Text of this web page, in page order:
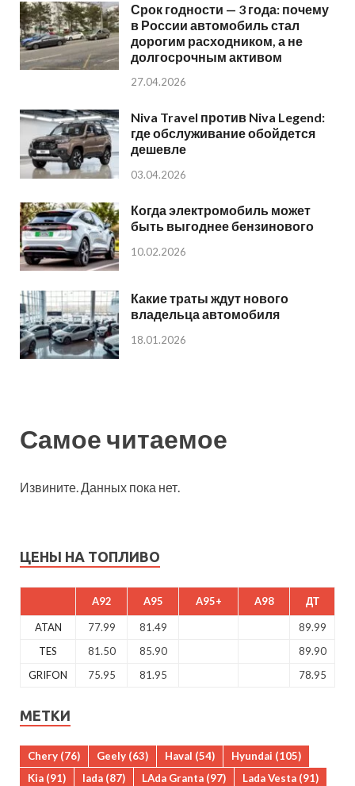
Срок годности — 3 года: почему
в России автомобиль стал
дорогим расходником, а не
долгосрочным активом
27.04.2026
Niva Travel против Niva Legend:
где обслуживание обойдется
дешевле
03.04.2026
Когда электромобиль может
быть выгоднее бензинового
10.02.2026
Какие траты ждут нового
владельца автомобиля
18.01.2026
Самое читаемое
Извините. Данных пока нет.
ЦЕНЫ НА ТОПЛИВО
A92 A95 A95+ A98 ДТ
ATAN 77.99 81.49
89.99
TES
81.50 85.90
89.90
GRIFON
75.95 81.95 78.95
МЕТКИ
Chery (76) Geely (63) Haval (54) Hyundai (105)
Kia (91) lada (87) LAda Granta (97) Lada Vesta (91)